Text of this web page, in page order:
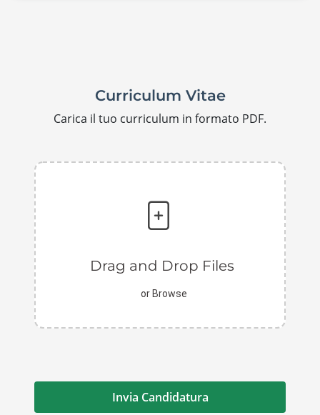
Curriculum Vitae
Carica il tuo curriculum in formato PDF.